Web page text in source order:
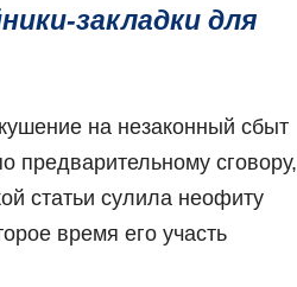
закладки для
на незаконный сбыт
предварительному сговору,
статьи сулила неофиту
время его участь